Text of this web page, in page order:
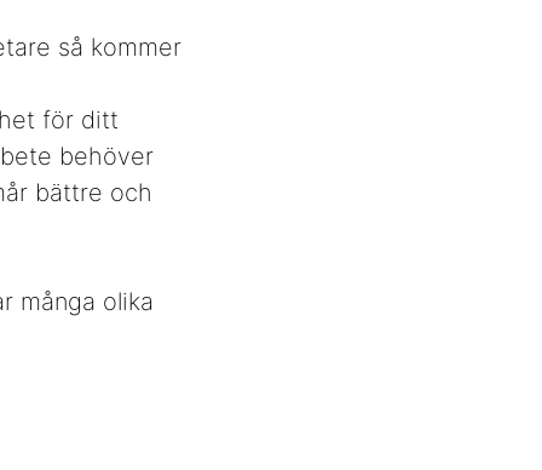
så kommer
för ditt
behöver
bättre och
många olika